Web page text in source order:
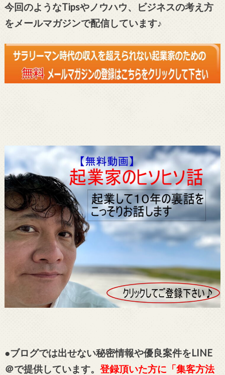
今回のようなTipsやノウハウ、ビジネスの考え方
をメールマガジンで配信しています♪
●ブログでは出せない秘密情報や優良案件をLINE
＠で提供しています。 登録頂いた方に「集客方法